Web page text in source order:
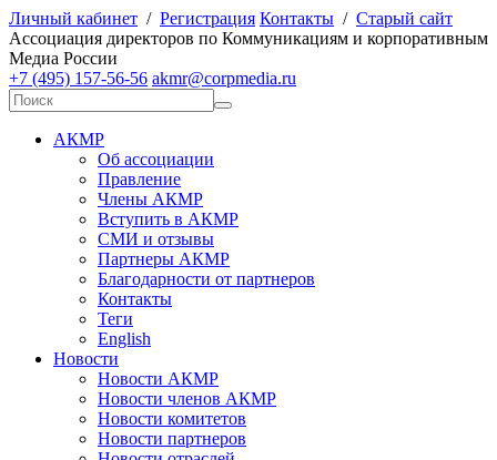
Личный кабинет / Регистрация Контакты / Старый сайт
Ассоциация директоров по Коммуникациям и корпоративным
Медиа России
+7 (495) 157-56-56 akmr@corpmedia.ru
АКМР
Об ассоциации
Правление
Члены АКМР
Вступить в АКМР
СМИ и отзывы
Партнеры АКМР
Благодарности от партнеров
Контакты
Теги
English
Новости
Новости АКМР
Новости членов АКМР
Новости комитетов
Новости партнеров